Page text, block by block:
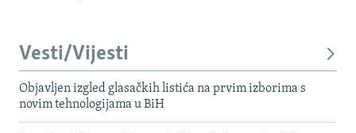
Vesti/Vijesti
Objavljen izgled glasačkih listića na prvim izborima s
novim tehnologijama u BiH